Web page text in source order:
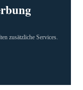
zusätzliche Services.